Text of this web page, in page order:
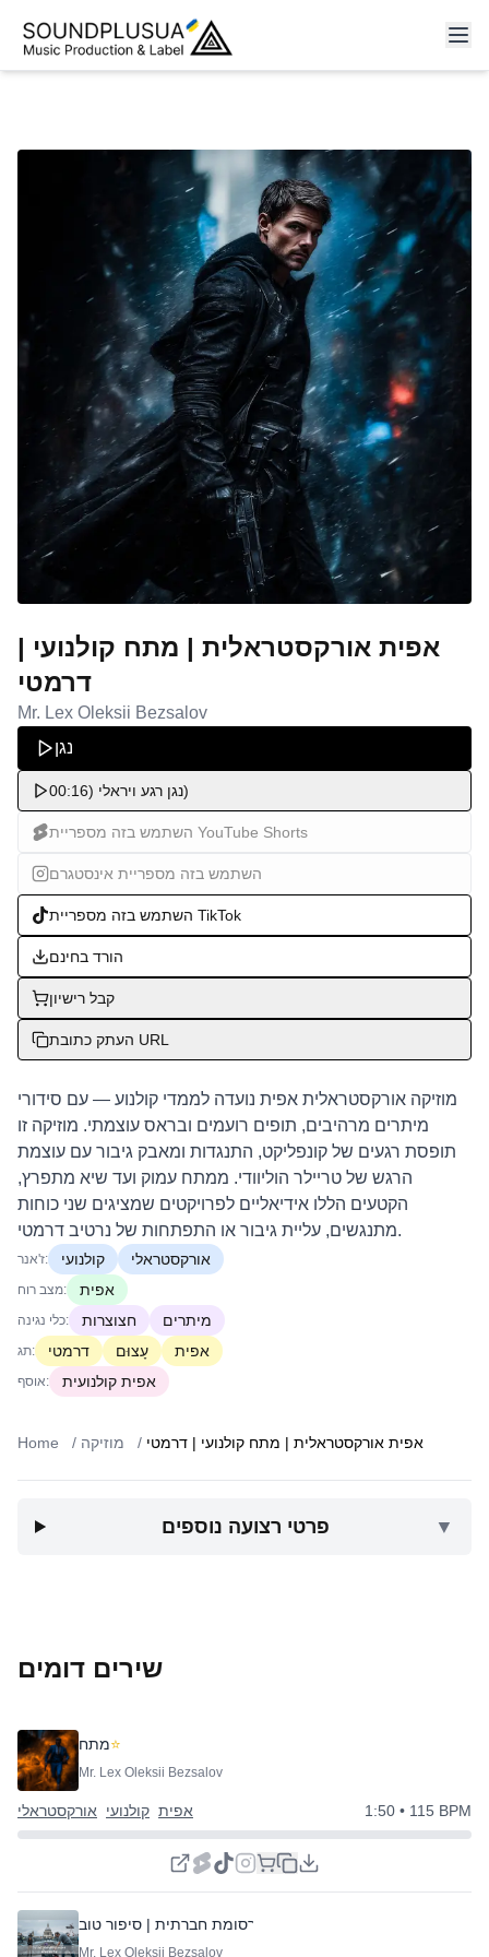
אפית אורקסטראלית | מתח קולנועי |
דרמטי
Mr. Lex Oleksii Bezsalov
נגן
נגן רגע ויראלי (00:16)
השתמש בזה מספריית YouTube Shorts
השתמש בזה מספריית אינסטגרם
השתמש בזה מספריית TikTok
הורד בחינם
קבל רישיון
העתק כתובת URL
מוזיקה אורקסטראלית אפית נועדה לממדי קולנוע — עם סידורי
מיתרים מרהיבים, תופים רועמים ובראס עוצמתי. מוזיקה זו
תופסת רגעים של קונפליקט, התנגדות ומאבק גיבור עם עוצמת
הרגש של טריילר הוליוודי. ממתח עמוק ועד שיא מתפרץ,
הקטעים הללו אידיאליים לפרויקטים שמציגים שני כוחות
מתנגשים, עליית גיבור או התפתחות של נרטיב דרמטי.
ז'אנר: קולנועי אורקסטראלי
מצב רוח: אפית
כלי נגינה: חצוצרות מיתרים
תג: דרמטי עָצוּם אפית
אוסף: אפית קולנועית
Home / מוזיקה / אפית אורקסטראלית | מתח קולנועי | דרמטי
פרטי רצועה נוספים ▼
שירים דומים
מתח⭐
Mr. Lex Oleksii Bezsalov
אורקסטראלי קולנועי אפית 1:50 • 115 BPM
פרסומת חברתית | סיפור טוב
Mr. Lex Oleksii Bezsalov